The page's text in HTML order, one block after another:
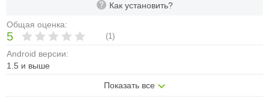
Как установить?
Общая оценка:
5 (1)
Android версии:
1.5 и выше
Показать все